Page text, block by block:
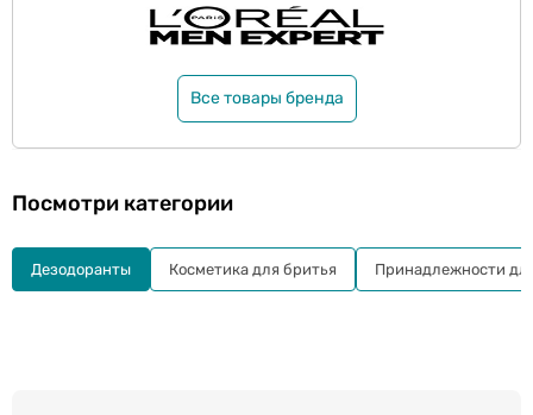
Все товары бренда
Посмотри категории
Дезодоранты Косметика для бритья Принадлежности